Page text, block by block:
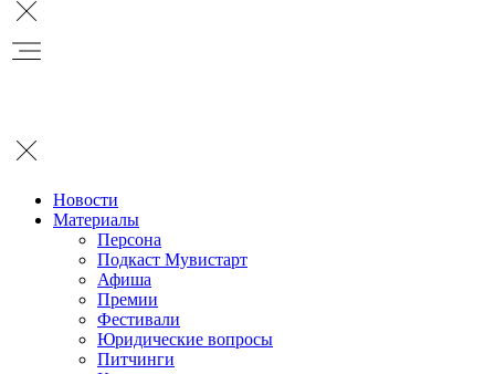
Новости
Материалы
Персона
Подкаст Мувистарт
Афиша
Премии
Фестивали
Юридические вопросы
Питчинги